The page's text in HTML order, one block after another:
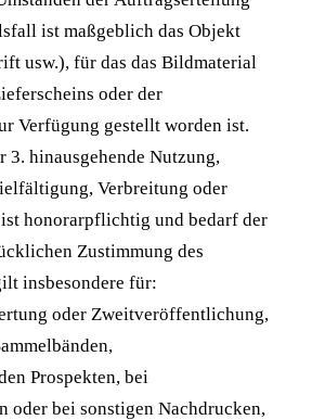
ist maßgeblich das Objekt
usw.), für das das Bildmaterial
oder der
Verfügung gestellt worden ist.
3. hinausgehende Nutzung,
Verbreitung oder
honorarpflichtig und bedarf der
Zustimmung des
insbesondere für:
oder Zweitveröffentlichung,
Prospekten, bei
oder bei sonstigen Nachdrucken,